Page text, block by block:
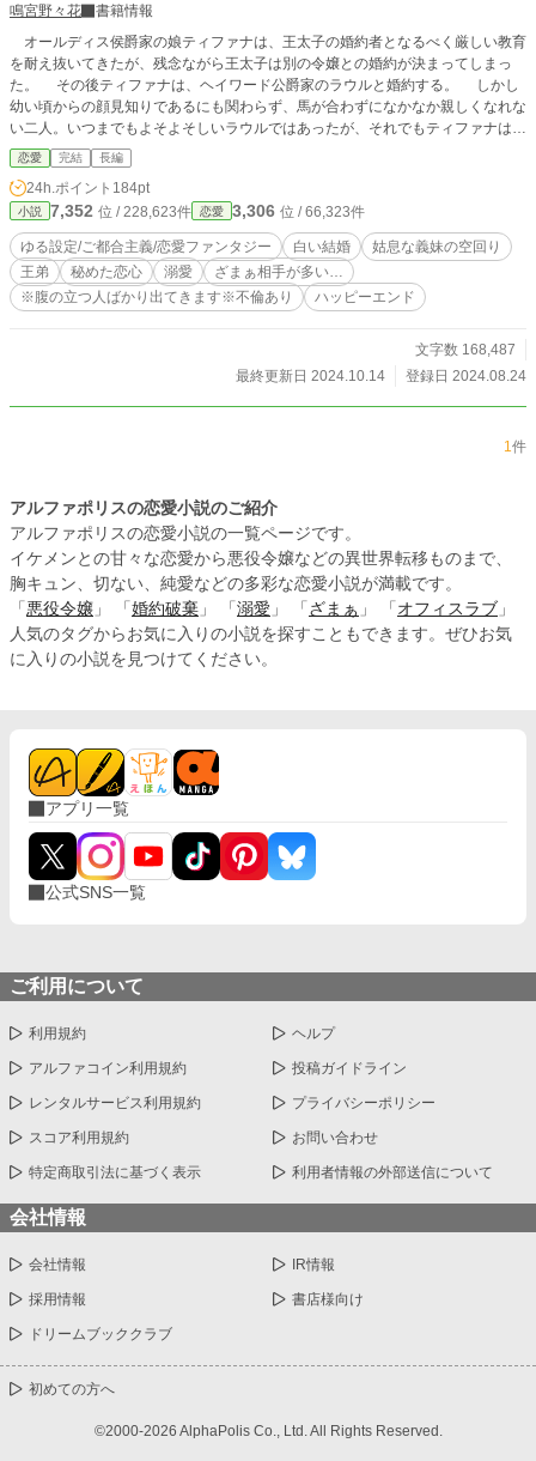
鳴宮野々花
書籍情報
オールディス侯爵家の娘ティファナは、王太子の婚約者となるべく厳しい教育
を耐え抜いてきたが、残念ながら王太子は別の令嬢との婚約が決まってしまっ
た。 その後ティファナは、ヘイワード公爵家のラウルと婚約する。 しかし
幼い頃からの顔見知りであるにも関わらず、馬が合わずになかなか親しくなれな
い二人。いつまでもよそよそしいラウルではあったが、それでもティファナは努
力し、どうにかラウルとの距離を縮めていった。 ようやく婚約者らしくなれ
たと思ったものの、結婚式当日のラウルの様子がおかしい。ティファナに対して
突然冷たい態度をとるそっけない彼に疑問を抱きつつも、式は滞りなく終了。し
かしその夜、初夜を迎えるはずの寝室で、ラウルはティファナを冷たい目で睨み
つけ、こう言った。「この結婚は白い結婚だ。私が君と寝室を共にすることはな
い。互いの両親が他界するまでの辛抱だと思って、この表面上の結婚生活を乗り
切るつもりでいる。時が来れば、離縁しよう」 一体なぜラウルが豹変してし
まったのか分からず、悩み続けるティファナ。そんなティファナを心配するそぶ
ッピーエンドを迎えますが、それまでがドロドロ愛憎劇風です。心に優しい物語
では決してありませんので、苦手な方はご遠慮ください。 ※※不貞行為の描写
があります※※ ※この作品はカクヨム、小説家になろうにも投稿しています。
恋愛 完結 長編
24h.ポイント 184pt
小説 7,352 位 / 228,623件 恋愛 3,306 位 / 66,323件
ゆる設定/ご都合主義/恋愛ファンタジー 白い結婚
姑息な義妹の空回り
王弟
秘めた恋心 溺愛
ざまぁ相手が多い…
※腹の立つ人ばかり出てきます※不倫あり
ハッピーエンド
文字数 168,487
最終更新日 2024.10.14
登録日 2024.08.24
1件
アルファポリスの恋愛小説のご紹介
アルファポリスの恋愛小説の一覧ページです。
イケメンとの甘々な恋愛から悪役令嬢などの異世界転移ものまで、
胸キュン、切ない、純愛などの多彩な恋愛小説が満載です。
「 悪役令嬢 」 「 婚約破棄 」 「 溺愛 」 「 ざまぁ 」 「 オフィスラブ 」
人気のタグからお気に入りの小説を探すこともできます。ぜひお気
に入りの小説を見つけてください。
アプリ一覧
公式SNS一覧
ご利用について
利用規約 ヘルプ
アルファコイン利用規約 投稿ガイドライン
レンタルサービス利用規約 プライバシーポリシー
スコア利用規約 お問い合わせ
特定商取引法に基づく表示 利用者情報の外部送信について
会社情報
会社情報 IR情報
採用情報 書店様向け
ドリームブッククラブ
初めての方へ
©2000-2026 AlphaPolis Co., Ltd. All Rights Reserved.